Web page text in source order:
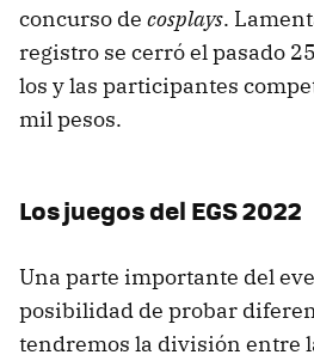
concurso de cosplays.
registro se cerró el pasado
los y las participantes
mil pesos.
Los juegos del EGS 2022
Una parte importante del
posibilidad de probar
tendremos la división entre